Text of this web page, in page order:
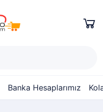
Banka Hesaplarımız